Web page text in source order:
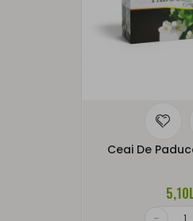
Ceai De